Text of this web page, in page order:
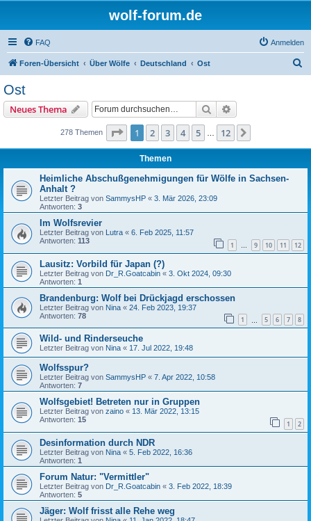
wolf-forum.de
FAQ Anmelden
Foren-Übersicht Über Wölfe Deutschland Ost
Ost
Neues Thema Suche
278 Themen Seite 1von 12
1 2 3 4 5 12
Themen
Heimliche Abschußgenehmigungen für Wölfe in Sachsen-
Anhalt ?
Letzter Beitrag von SammysHP « 3. Mär 2026, 23:09
Antworten: 3
Im Wolfsrevier
Letzter Beitrag von Lutra « 6. Feb 2025, 11:57
Antworten: 113 1 … 9 10 11 12
Lausitz: Vorbild für Japan (?)
Letzter Beitrag von Dr_R.Goatcabin « 3. Okt 2024, 09:30
Antworten: 1
Brandenburg: Wolf bei Drückjagd erschossen
Letzter Beitrag von Nina « 24. Feb 2023, 19:37
Antworten: 78 1 5 6 7 8
Wild- und Rinderseuche
Letzter Beitrag von Nina « 17. Jul 2022, 19:48
Wolfsspur?
Letzter Beitrag von SammysHP « 7. Apr 2022, 10:58
Antworten: 7
Wolfsgebiet! Betreten nur in Gruppen
Letzter Beitrag von zaino « 13. Mär 2022, 13:15
Antworten: 15 1 2
Desinformation durch NDR
Letzter Beitrag von Nina « 5. Feb 2022, 16:36
Antworten: 1
Forum Natur: "Vermittler"
Letzter Beitrag von Dr_R.Goatcabin « 3. Feb 2022, 18:39
Antworten: 5
Jäger: Wolf frisst alle Rehe weg